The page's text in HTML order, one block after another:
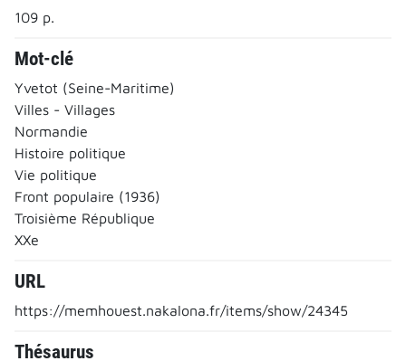
109 p.
Mot-clé
Yvetot (Seine-Maritime)
Villes - Villages
Normandie
Histoire politique
Vie politique
Front populaire (1936)
Troisième République
XXe
URL
https://memhouest.nakalona.fr/items/show/24345
Thésaurus